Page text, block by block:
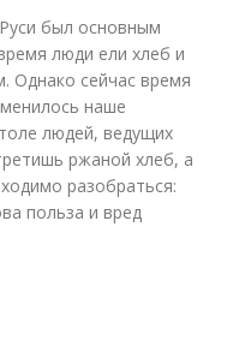
был основным
люди ели хлеб и
Однако сейчас время
наше
людей, ведущих
ржаной хлеб, а
разобраться:
польза и вред